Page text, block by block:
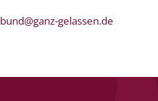
bund@ganz-gelassen.de